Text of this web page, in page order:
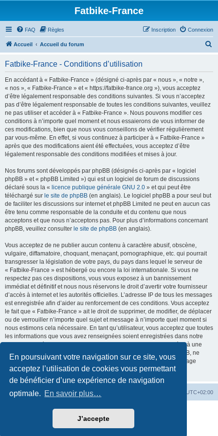
En poursuivant votre navigation sur ce site, vous
acceptez l’utilisation de cookies vous permettant
de bénéficier d’une expérience de navigation
optimale. En savoir plus…
J’accepte
Fatbike-France
FAQ Règles Connexion
Inscription
Accueil Accueil du forum
Fatbike-France - Conditions d’utilisation
En accédant à « Fatbike-France » (désigné ci-après par « nous », « notre »,
« nos », « Fatbike-France » et « https://fatbike-france.org »), vous acceptez
d’être légalement responsable des conditions suivantes. Si vous n’acceptez
pas d’être légalement responsable de toutes les conditions suivantes, veuillez
ne pas utiliser et accéder à « Fatbike-France ». Nous pouvons modifier ces
conditions à n’importe quel moment et nous essaierons de vous informer de
ces modifications, bien que nous vous conseillons de vérifier régulièrement
par vous-même. En effet, si vous continuez à participer à « Fatbike-France »
après que des modifications aient été effectuées, vous acceptez d’être
légalement responsable des conditions modifiées et mises à jour.
Nos forums sont développés par phpBB (désignés ci-après par « logiciel
phpBB » et « phpBB Limited ») qui est un logiciel de forum de discussions
déclaré sous la « licence publique générale GNU 2.0 » et qui peut être
téléchargé sur le site de phpBB (en anglais). Le logiciel phpBB a pour seul but
de faciliter les discussions sur internet et phpBB Limited ne peut en aucun cas
être tenu comme responsable de la conduite et du contenu que nous
acceptons et que nous n’acceptons pas. Pour plus d’informations concernant
phpBB, veuillez consulter le site de phpBB (en anglais).
Vous acceptez de ne publier aucun contenu à caractère abusif, obscène,
vulgaire, diffamatoire, choquant, menaçant, pornographique, etc. qui pourrait
transgresser la législation de votre pays, du pays dans lequel le serveur de
« Fatbike-France » est hébergé ou encore la loi internationale. Si vous ne
respectez pas ces dispositions, vous vous exposez à un bannissement
immédiat et définitif et nous nous réservons le droit d’avertir votre fournisseur
d’accès à internet et les autorités officielles. L’adresse IP de tous les messages
est enregistrée afin d’aider au renforcement de ces conditions. Vous acceptez
le fait que « Fatbike-France » ait le droit de supprimer, de modifier, de déplacer
ou de verrouiller n’importe quel sujet et message à n’importe quel moment si
nous estimons cela nécessaire. En tant qu’utilisateur, vous acceptez que toutes
les informations que vous avez renseignées soient enregistrées dans notre
base de données. Bien que ces informations ne seront pas diffusées à une
tierce partie sans votre consentement, ni « Fatbike-France », ni phpBB, ne
pourront être tenus comme responsables en cas de tentative de piratage
informatique visant à compromettre vos données.
Accueil Accueil du forum UTC+02:00
Développé parphpBB® Forum Software © phpBB Limited
Traduction française officielle
Fatbike France